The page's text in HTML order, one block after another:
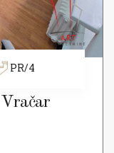
PR/4
Vračar